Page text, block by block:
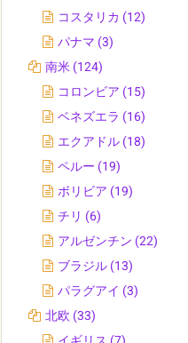
コスタリカ (12)
パナマ (3)
南米 (124)
コロンビア (15)
ベネズエラ (16)
エクアドル (18)
ペルー (19)
ボリビア (19)
チリ (6)
アルゼンチン (22)
ブラジル (13)
パラグアイ (3)
北欧 (33)